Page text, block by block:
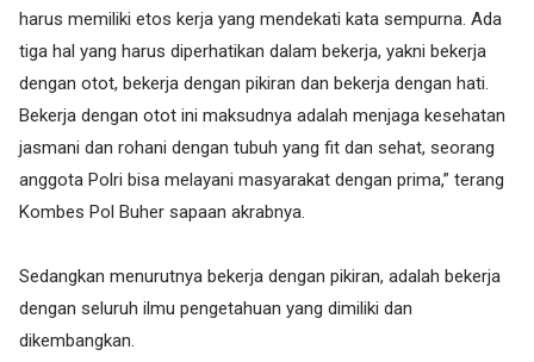
harus memiliki etos kerja yang mendekati kata sempurna. Ada
tiga hal yang harus diperhatikan dalam bekerja, yakni bekerja
dengan otot, bekerja dengan pikiran dan bekerja dengan hati.
Bekerja dengan otot ini maksudnya adalah menjaga kesehatan
jasmani dan rohani dengan tubuh yang fit dan sehat, seorang
anggota Polri bisa melayani masyarakat dengan prima,” terang
Kombes Pol Buher sapaan akrabnya.
Sedangkan menurutnya bekerja dengan pikiran, adalah bekerja
dengan seluruh ilmu pengetahuan yang dimiliki dan
dikembangkan.